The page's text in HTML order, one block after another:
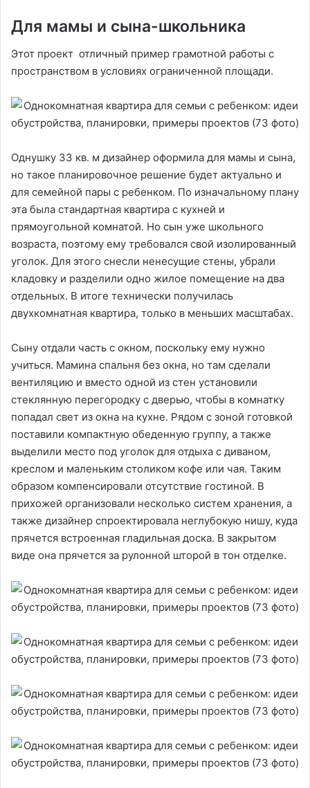
Для мамы и сына-школьника
Этот проект отличный пример грамотной работы с
пространством в условиях ограниченной площади.
Однушку 33 кв. м дизайнер оформила для мамы и сына,
но такое планировочное решение будет актуально и
для семейной пары с ребенком. По изначальному плану
эта была стандартная квартира с кухней и
прямоугольной комнатой. Но сын уже школьного
возраста, поэтому ему требовался свой изолированный
уголок. Для этого снесли ненесущие стены, убрали
кладовку и разделили одно жилое помещение на два
отдельных. В итоге технически получилась
двухкомнатная квартира, только в меньших масштабах.
Сыну отдали часть с окном, поскольку ему нужно
учиться. Мамина спальня без окна, но там сделали
вентиляцию и вместо одной из стен установили
стеклянную перегородку с дверью, чтобы в комнатку
попадал свет из окна на кухне. Рядом с зоной готовкой
поставили компактную обеденную группу, а также
выделили место под уголок для отдыха с диваном,
креслом и маленьким столиком кофе или чая. Таким
образом компенсировали отсутствие гостиной. В
прихожей организовали несколько систем хранения, а
также дизайнер спроектировала неглубокую нишу, куда
прячется встроенная гладильная доска. В закрытом
виде она прячется за рулонной шторой в тон отделке.